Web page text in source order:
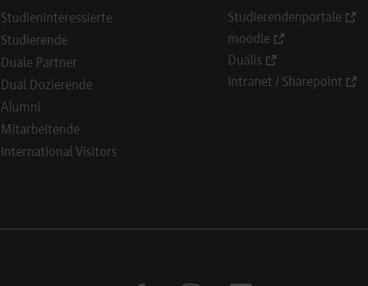
Studieninteressierte
Studierende
Duale Partner
Dual Dozierende
Alumni
Mitarbeitende
International Visitors
Studierendenportale
moodle
Dualis
Intranet / Sharepoint